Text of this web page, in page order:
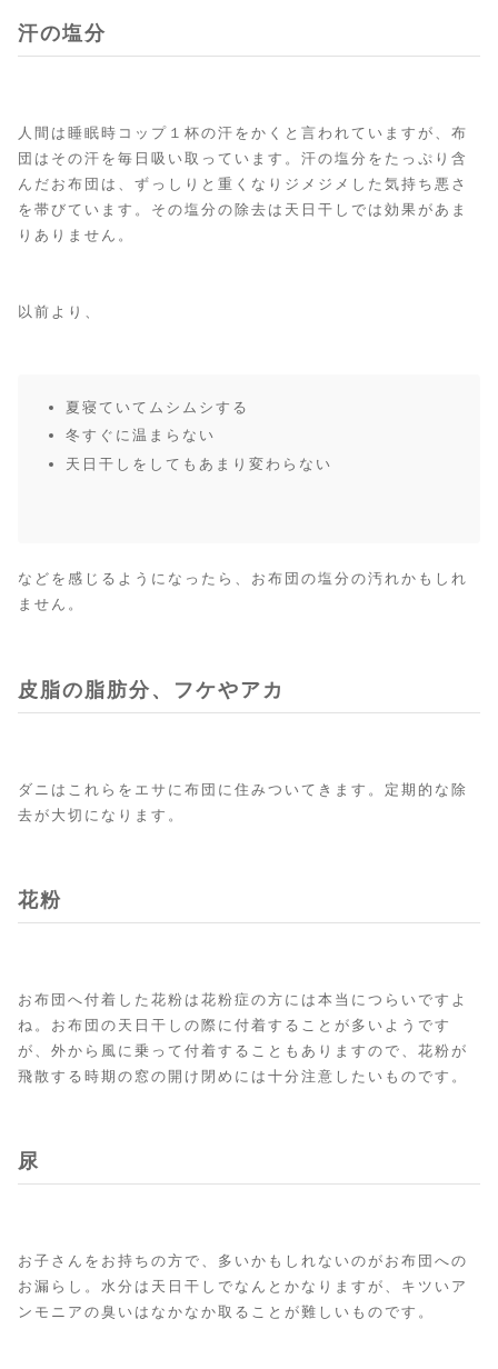
汗の塩分
人間は睡眠時コップ１杯の汗をかくと言われていますが、布
団はその汗を毎日吸い取っています。汗の塩分をたっぷり含
んだお布団は、ずっしりと重くなりジメジメした気持ち悪さ
を帯びています。その塩分の除去は天日干しでは効果があま
りありません。
以前より、
夏寝ていてムシムシする
冬すぐに温まらない
天日干しをしてもあまり変わらない
などを感じるようになったら、お布団の塩分の汚れかもしれ
ません。
皮脂の脂肪分、フケやアカ
ダニはこれらをエサに布団に住みついてきます。定期的な除
去が大切になります。
花粉
お布団へ付着した花粉は花粉症の方には本当につらいですよ
ね。お布団の天日干しの際に付着することが多いようです
が、外から風に乗って付着することもありますので、花粉が
飛散する時期の窓の開け閉めには十分注意したいものです。
尿
お子さんをお持ちの方で、多いかもしれないのがお布団への
お漏らし。水分は天日干しでなんとかなりますが、キツいア
ンモニアの臭いはなかなか取ることが難しいものです。